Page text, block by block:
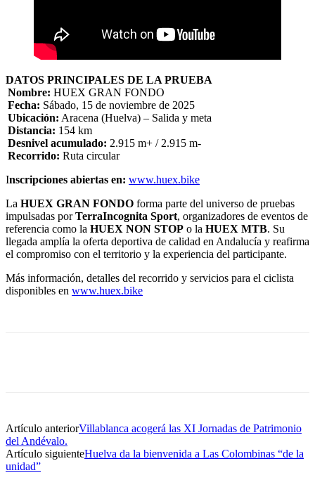
DATOS PRINCIPALES DE LA PRUEBA
Nombre: HUEX GRAN FONDO
Fecha: Sábado, 15 de noviembre de 2025
Ubicación: Aracena (Huelva) – Salida y meta
Distancia: 154 km
Desnivel acumulado: 2.915 m+ / 2.915 m-
Recorrido: Ruta circular
Inscripciones abiertas en: www.huex.bike
La HUEX GRAN FONDO forma parte del universo de pruebas
impulsadas porTerraIncognita Sport, organizadores de eventos de
referencia como la HUEX NON STOP o la HUEX MTB. Su
llegada amplía la oferta deportiva de calidad en Andalucía y reafirma
el compromiso con el territorio y la experiencia del participante.
Más información, detalles del recorrido y servicios para el ciclista
disponibles en www.huex.bike
Artículo anteriorVillablanca acogerá las XI Jornadas de Patrimonio
del Andévalo.
Artículo siguienteHuelva da la bienvenida a Las Colombinas “de la
unidad”